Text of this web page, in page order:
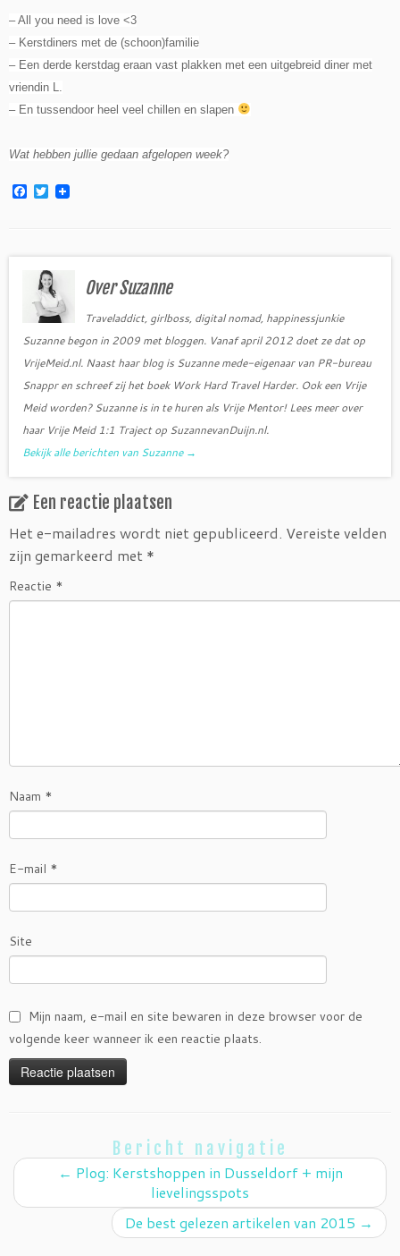
– All you need is love <3
– Kerstdiners met de (schoon)familie
– Een derde kerstdag eraan vast plakken met een uitgebreid diner met
vriendin L.
– En tussendoor heel veel chillen en slapen
Wat hebben jullie gedaan afgelopen week?
F
o
T
w
e
r
Over Suzanne
Traveladdict, girlboss, digital nomad, happinessjunkie
Suzanne begon in 2009 met bloggen. Vanaf april 2012 doet ze dat op
VrijeMeid.nl. Naast haar blog is Suzanne mede-eigenaar van PR-bureau
Snappr en schreef zij het boek Work Hard Travel Harder. Ook een Vrije
Meid worden? Suzanne is in te huren als Vrije Mentor! Lees meer over
haar Vrije Meid 1:1 Traject op SuzannevanDuijn.nl.
Bekijk alle berichten van Suzanne →
Een reactie plaatsen
Het e-mailadres wordt niet gepubliceerd. Vereiste velden
zijn gemarkeerd met *
Reactie *
Naam *
E-mail *
Site
Mijn naam, e-mail en site bewaren in deze browser voor de
volgende keer wanneer ik een reactie plaats.
Bericht navigatie
← Plog: Kerstshoppen in Dusseldorf + mijn
lievelingsspots
De best gelezen artikelen van 2015 →